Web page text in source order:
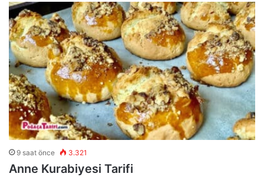
9 saat önce 3.321
Anne Kurabiyesi Tarifi